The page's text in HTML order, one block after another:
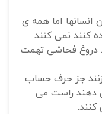
انسانها اما همه ی
کنند نمی کنند
دروغ فحاشی تهمت
جز حرف حساب
دهند راست می